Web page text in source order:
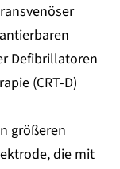
Defibrillatoren
(CRT-D)
größeren
die mit